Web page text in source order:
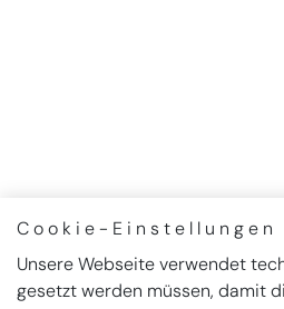
Cookie-Einstellungen
Unsere Webseite verwendet
gesetzt werden müssen, damit